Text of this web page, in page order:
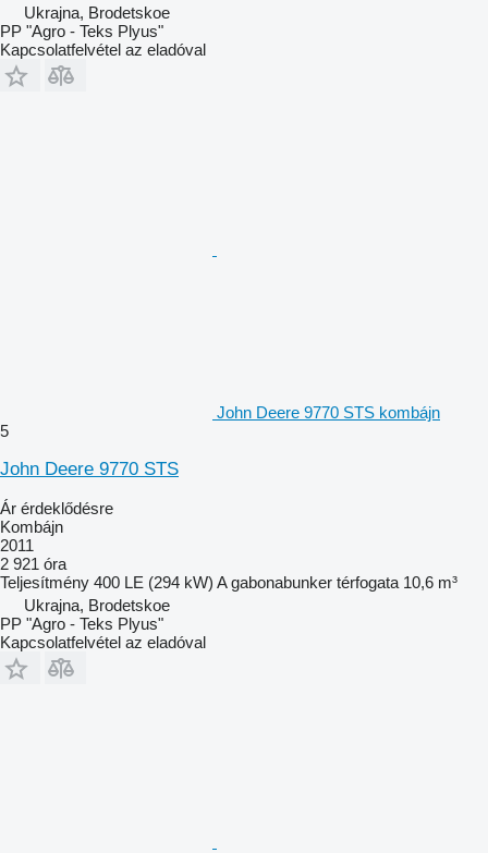
Ukrajna, Brodetskoe
PP "Agro - Teks Plyus"
Kapcsolatfelvétel az eladóval
John Deere 9770 STS kombájn
5
John Deere 9770 STS
Ár érdeklődésre
Kombájn
2011
2 921 óra
Teljesítmény 400 LE (294 kW) A gabonabunker térfogata 10,6 m³
Ukrajna, Brodetskoe
PP "Agro - Teks Plyus"
Kapcsolatfelvétel az eladóval